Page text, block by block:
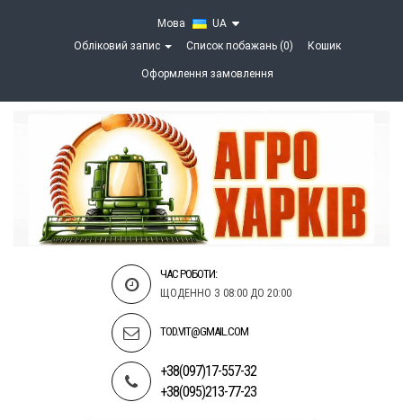
Мова
UA
Обліковий запис
Список побажань (0) Кошик
Оформлення замовлення
ЧАС РОБОТИ:
ЩОДЕННО З 08:00 ДО 20:00
TOD.VIT@GMAIL.COM
+38(097)17-557-32
+38(095)213-77-23